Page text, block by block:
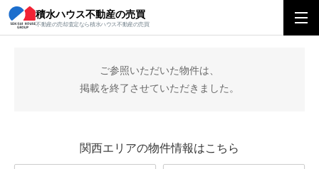
積水ハウス不動産の売買
不動産の売却査定なら積水ハウス不動産の売買
積水ハウス不動産の売買 関西エリアトップ
ご参照いただいた物件は、
掲載を終了させていただきました。
関西エリアの物件情報はこちら